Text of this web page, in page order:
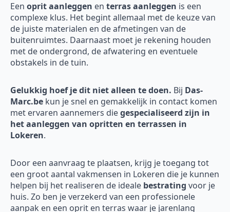
Een oprit aanleggen en terras aanleggen is een
complexe klus. Het begint allemaal met de keuze van
de juiste materialen en de afmetingen van de
buitenruimtes. Daarnaast moet je rekening houden
met de ondergrond, de afwatering en eventuele
obstakels in de tuin.
Gelukkig hoef je dit niet alleen te doen. Bij Das-
Marc.be kun je snel en gemakkelijk in contact komen
met ervaren aannemers diegespecialiseerd zijn in
het aanleggen van opritten en terrassen in
Lokeren.
Door een aanvraag te plaatsen, krijg je toegang tot
een groot aantal vakmensen in Lokeren die je kunnen
helpen bij het realiseren de ideale bestrating voor je
huis. Zo ben je verzekerd van een professionele
aanpak en een oprit en terras waar je jarenlang